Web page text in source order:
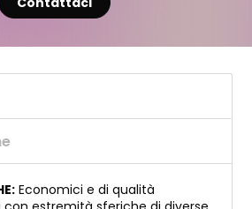
Economici e di qualità